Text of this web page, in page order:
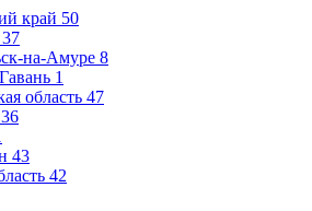
край 50
37
на-Амуре 8
1
область 47
36
43
42